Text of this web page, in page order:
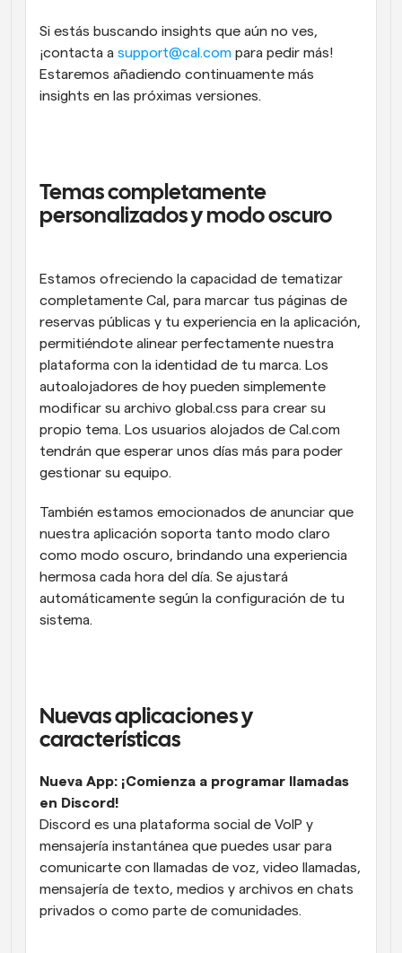
Si estás buscando insights que aún no ves,
¡contacta a support@cal.com para pedir más!
Estaremos añadiendo continuamente más
insights en las próximas versiones.
Temas completamente
personalizados y modo oscuro
Estamos ofreciendo la capacidad de tematizar
completamente Cal, para marcar tus páginas de
reservas públicas y tu experiencia en la aplicación,
permitiéndote alinear perfectamente nuestra
plataforma con la identidad de tu marca. Los
autoalojadores de hoy pueden simplemente
modificar su archivo global.css para crear su
propio tema. Los usuarios alojados de Cal.com
tendrán que esperar unos días más para poder
gestionar su equipo.
También estamos emocionados de anunciar que
nuestra aplicación soporta tanto modo claro
como modo oscuro, brindando una experiencia
hermosa cada hora del día. Se ajustará
automáticamente según la configuración de tu
sistema.
Nuevas aplicaciones y
características
Nueva App: ¡Comienza a programar llamadas
en Discord!
Discord es una plataforma social de VoIP y
mensajería instantánea que puedes usar para
comunicarte con llamadas de voz, video llamadas,
mensajería de texto, medios y archivos en chats
privados o como parte de comunidades.